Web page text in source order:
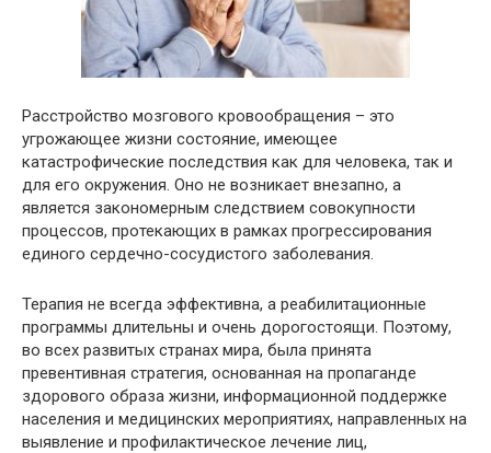
Расстройство мозгового кровообращения – это
угрожающее жизни состояние, имеющее
катастрофические последствия как для человека, так и
для его окружения. Оно не возникает внезапно, а
является закономерным следствием совокупности
процессов, протекающих в рамках прогрессирования
единого сердечно-сосудистого заболевания.
Терапия не всегда эффективна, а реабилитационные
программы длительны и очень дорогостоящи. Поэтому,
во всех развитых странах мира, была принята
превентивная стратегия, основанная на пропаганде
здорового образа жизни, информационной поддержке
населения и медицинских мероприятиях, направленных на
выявление и профилактическое лечение лиц,